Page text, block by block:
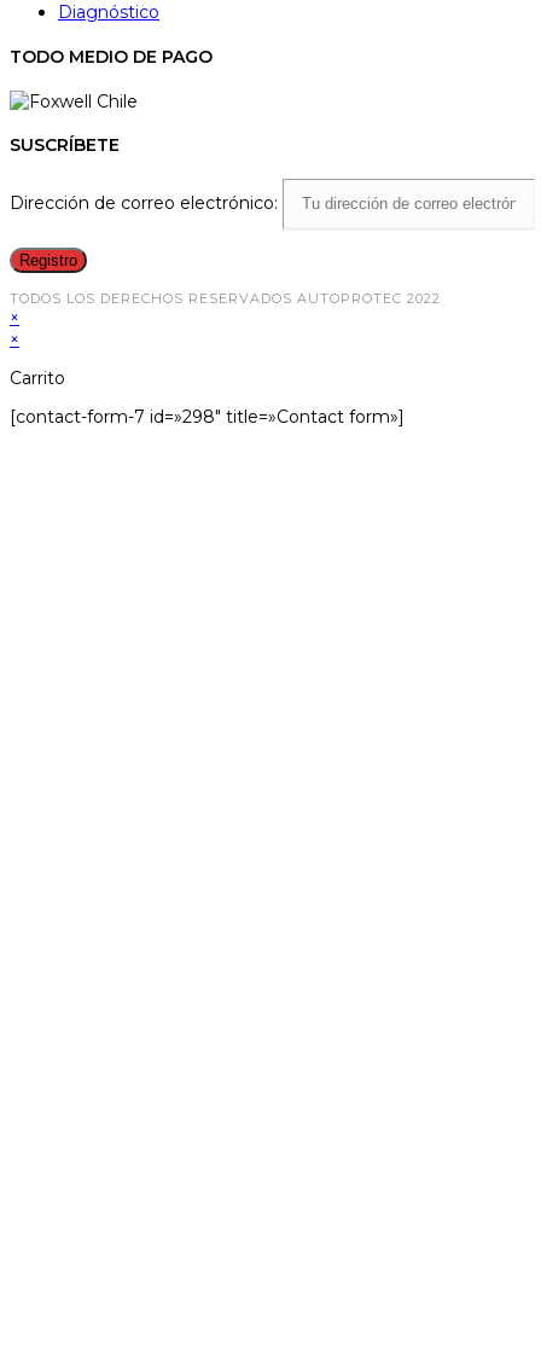
Diagnóstico
TODO MEDIO DE PAGO
SUSCRÍBETE
Dirección de correo electrónico:
TODOS LOS DERECHOS RESERVADOS AUTOPROTEC 2022
×
×
Carrito
[contact-form-7 id=»298″ title=»Contact form»]